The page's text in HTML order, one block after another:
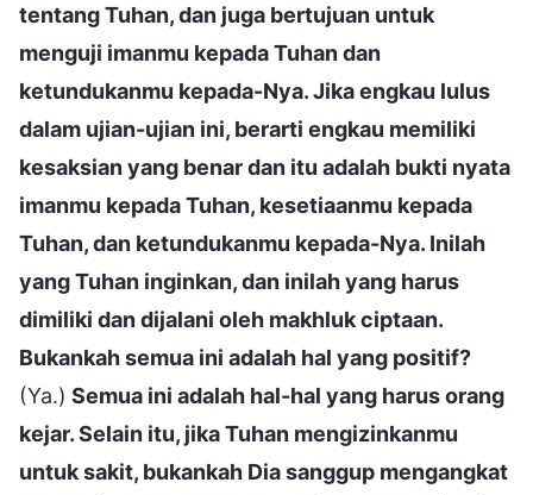
tentang Tuhan, dan juga bertujuan untuk
menguji imanmu kepada Tuhan dan
ketundukanmu kepada-Nya. Jika engkau lulus
dalam ujian-ujian ini, berarti engkau memiliki
kesaksian yang benar dan itu adalah bukti nyata
imanmu kepada Tuhan, kesetiaanmu kepada
Tuhan, dan ketundukanmu kepada-Nya. Inilah
yang Tuhan inginkan, dan inilah yang harus
dimiliki dan dijalani oleh makhluk ciptaan.
Bukankah semua ini adalah hal yang positif?
(Ya.) Semua ini adalah hal-hal yang harus orang
kejar. Selain itu, jika Tuhan mengizinkanmu
untuk sakit, bukankah Dia sanggup mengangkat